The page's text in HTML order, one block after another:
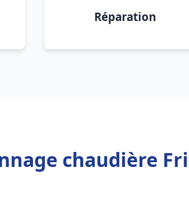
Réparation
chaudière